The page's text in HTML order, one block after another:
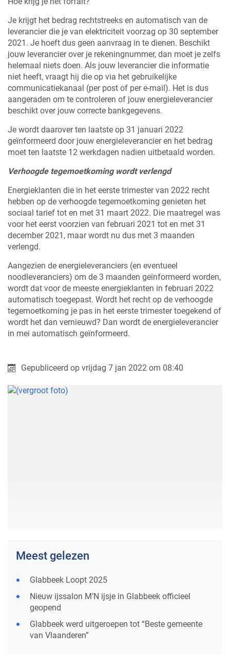
Je krijgt het bedrag rechtstreeks en automatisch van de
leverancier die je van elektriciteit voorzag op 30 september
2021. Je hoeft dus geen aanvraag in te dienen. Beschikt
jouw leverancier over je rekeningnummer, dan moet je zelfs
helemaal niets doen. Als jouw leverancier die informatie
niet heeft, vraagt hij die op via het gebruikelijke
communicatiekanaal (per post of per e-mail). Het is dus
aangeraden om te controleren of jouw energieleverancier
beschikt over jouw correcte bankgegevens.
Je wordt daarover ten laatste op 31 januari 2022
geïnformeerd door jouw energieleverancier en het bedrag
moet ten laatste 12 werkdagen nadien uitbetaald worden.
Verhoogde tegemoetkoming wordt verlengd
Energieklanten die in het eerste trimester van 2022 recht
hebben op de verhoogde tegemoetkoming genieten het
sociaal tarief tot en met 31 maart 2022. Die maatregel was
voor het eerst voorzien van februari 2021 tot en met 31
december 2021, maar wordt nu dus met 3 maanden
verlengd.
Aangezien de energieleveranciers (en eventueel
noodleveranciers) om de 3 maanden geïnformeerd worden,
wordt dat voor de meeste energieklanten in februari 2022
automatisch toegepast. Wordt het recht op de verhoogde
tegemoetkoming je pas in het eerste trimester toegekend of
wordt het dan vernieuwd? Dan wordt de energieleverancier
in mei automatisch geïnformeerd.
Gepubliceerd op vrijdag 7 jan 2022 om 08:40
Meest gelezen
Glabbeek Loopt 2025
Nieuw ijssalon M’N ijsje in Glabbeek officieel
geopend
Glabbeek werd uitgeroepen tot “Beste gemeente
van Vlaanderen”